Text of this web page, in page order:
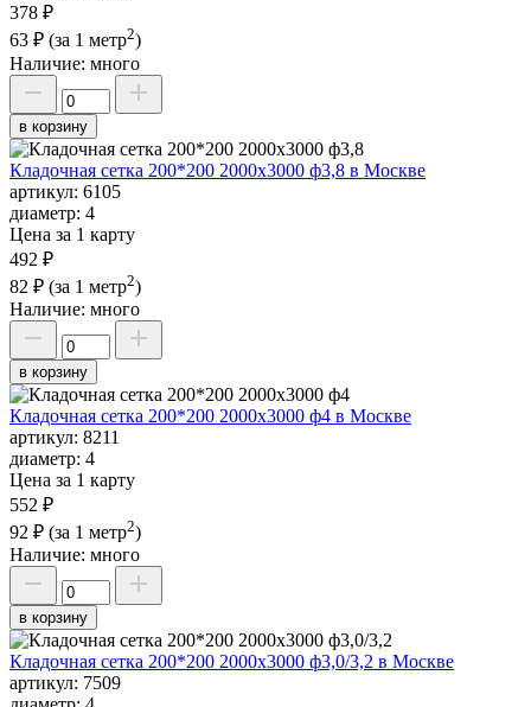
378 ₽
63 ₽ (за 1 метр2)
Наличие: много
в корзину
Кладочная сетка 200*200 2000х3000 ф3,8 в Москве
артикул: 6105
диаметр: 4
Цена за 1 карту
492 ₽
82 ₽ (за 1 метр2)
Наличие: много
в корзину
Кладочная сетка 200*200 2000х3000 ф4 в Москве
артикул: 8211
диаметр: 4
Цена за 1 карту
552 ₽
92 ₽ (за 1 метр2)
Наличие: много
в корзину
Кладочная сетка 200*200 2000х3000 ф3,0/3,2 в Москве
артикул: 7509